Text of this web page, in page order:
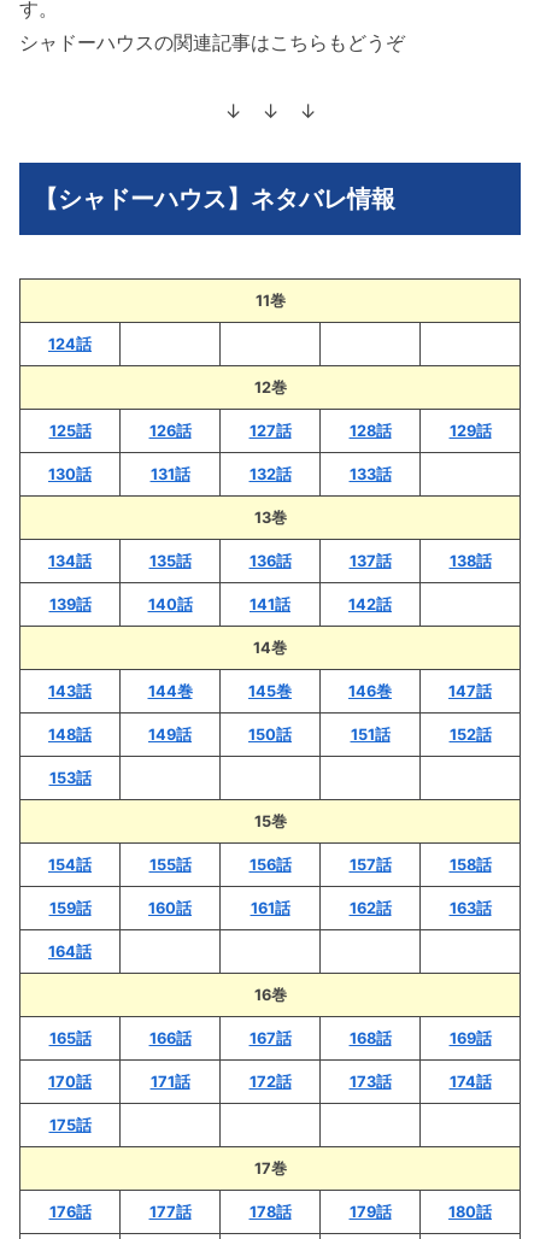
す。
シャドーハウスの関連記事はこちらもどうぞ
↓ ↓ ↓
【シャドーハウス】ネタバレ情報
11巻
124話
12巻
125話 126話 127話 128話 129話
130話 131話 132話 133話
13巻
134話 135話 136話 137話 138話
139話 140話 141話 142話
14巻
143話 144巻 145巻 146巻 147話
148話 149話 150話 151話 152話
153話
15巻
154話 155話 156話 157話 158話
159話 160話 161話 162話 163話
164話
16巻
165話 166話 167話 168話 169話
170話 171話 172話 173話 174話
175話
17巻
176話 177話 178話 179話 180話